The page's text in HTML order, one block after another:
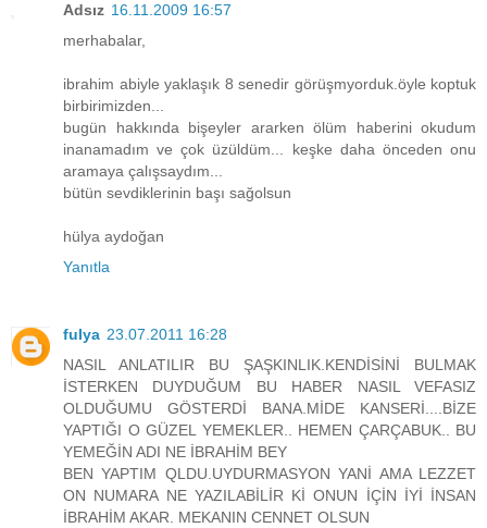
Adsız 16.11.2009 16:57
merhabalar,
ibrahim abiyle yaklaşık 8 senedir görüşmyorduk.öyle koptuk
birbirimizden...
bugün hakkında bişeyler ararken ölüm haberini okudum
inanamadım ve çok üzüldüm... keşke daha önceden onu
aramaya çalışsaydım...
bütün sevdiklerinin başı sağolsun
hülya aydoğan
Yanıtla
fulya 23.07.2011 16:28
NASIL ANLATILIR BU ŞAŞKINLIK.KENDİSİNİ BULMAK
İSTERKEN DUYDUĞUM BU HABER NASIL VEFASIZ
OLDUĞUMU GÖSTERDİ BANA.MİDE KANSERİ....BİZE
YAPTIĞI O GÜZEL YEMEKLER.. HEMEN ÇARÇABUK.. BU
YEMEĞİN ADI NE İBRAHİM BEY
BEN YAPTIM QLDU.UYDURMASYON YANİ AMA LEZZET
ON NUMARA NE YAZILABİLİR Kİ ONUN İÇİN İYİ İNSAN
İBRAHİM AKAR. MEKANIN CENNET OLSUN